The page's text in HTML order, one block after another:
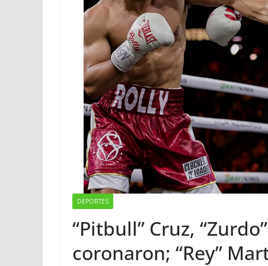
DEPORTES
“Pitbull” Cruz,
coronaron; “Rey”